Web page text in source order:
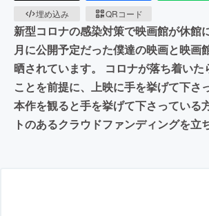
埋め込み
QRコード
新型コロナの感染対策で映画館が休館
月に公開予定だった僕達の映画と映画
晒されています。 コロナが落ち着いた
ことを前提に、上映に手を挙げて下さ
本作を観ると手を挙げて下さっている
トのあるクラウドファンディングを立